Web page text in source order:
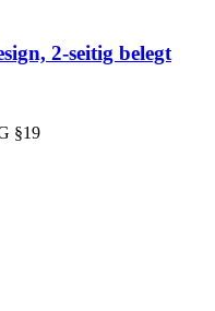
2-seitig belegt
§19